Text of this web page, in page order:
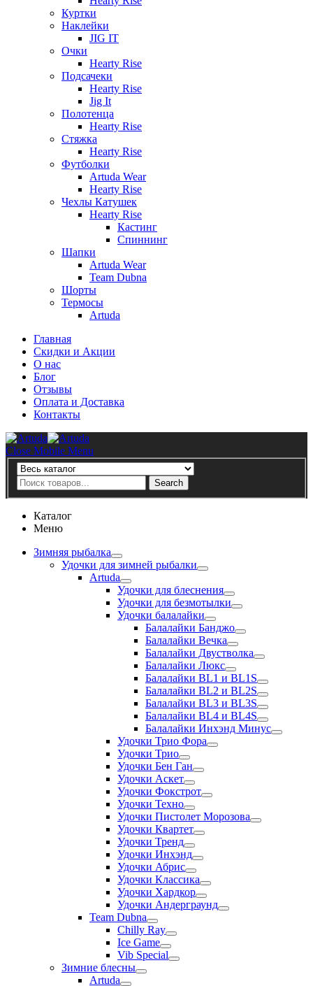
Куртки
Наклейки
JIG IT
Очки
Hearty Rise
Подсачеки
Hearty Rise
Jig It
Полотенца
Hearty Rise
Стяжка
Hearty Rise
Футболки
Artuda Wear
Hearty Rise
Чехлы Катушек
Hearty Rise
Кастинг
Спиннинг
Шапки
Artuda Wear
Team Dubna
Шорты
Термосы
Artuda
Главная
Скидки и Акции
О нас
Блог
Отзывы
Оплата и Доставка
Контакты
Artuda
Close Mobile Menu
Search
Search
Каталог
Меню
Зимняя рыбалка
Удочки для зимней рыбалки
Artuda
Удочки для блеснения
Удочки для безмотылки
Удочки балалайки
Балалайки Банджо
Балалайки Вечка
Балалайки Двустволка
Балалайки Люкс
Балалайки BL1 и BL1S
Балалайки BL2 и BL2S
Балалайки BL3 и BL3S
Балалайки BL4 и BL4S
Балалайки Инхэнд Минус
Удочки Трио Фора
Удочки Трио
Удочки Бен Ган
Удочки Аскет
Удочки Фокстрот
Удочки Техно
Удочки Пистолет Морозова
Удочки Квартет
Удочки Тренд
Удочки Инхэнд
Удочки Абрис
Удочки Классика
Удочки Хардкор
Удочки Андерграунд
Team Dubna
Chilly Ray
Ice Game
Vib Special
Зимние блесны
Artuda